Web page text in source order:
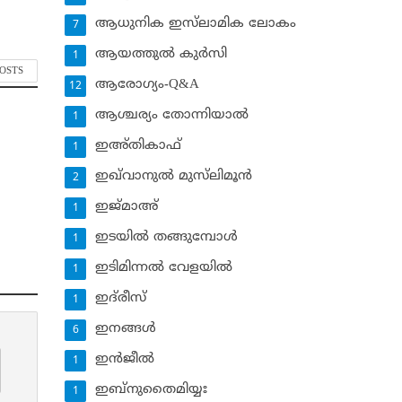
ആധുനിക ഇസ്‌ലാമിക ലോകം
7
ആയത്തുല്‍ കുര്‍സി
1
ആരോഗ്യം-Q&A
12
ആശ്ചര്യം തോന്നിയാല്‍
1
ഇഅ്തികാഫ്‌
1
ഇഖ്‌വാനുല്‍ മുസ്‌ലിമൂന്‍
2
ഇജ്മാഅ്
1
ഇടയില്‍ തങ്ങുമ്പോള്‍
1
ഇടിമിന്നല്‍ വേളയില്‍
1
ഇദ്‌രീസ്‌
1
ഇനങ്ങള്‍
6
ഇന്‍ജീല്‍
1
ഇബ്‌നുതൈമിയ്യഃ
1